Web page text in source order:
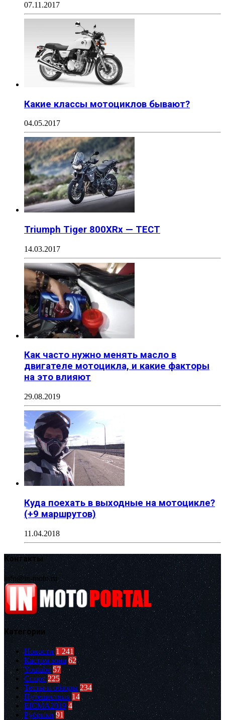
07.11.2017
Какие классы мотоциклов бывают?
04.05.2017
Triumph Tiger 800XRx — ТЕСТ
14.03.2017
Как часто нужно менять масло в
двигателе мотоцикла, и какие факторы
на это влияют
29.08.2019
Куда поехать в выходные на мотоцикле?
(+9 маршрутов)
11.04.2018
Контакты
info@in-moto.ru
Категории
Новости 1 241
Кастом зона 62
Youtube 57
Спорт 225
Тесты и обзоры 234
Путешествия 14
EICMA2019 4
Рубрики 91